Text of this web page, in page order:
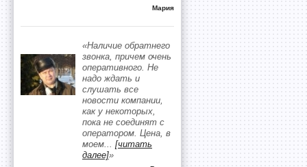
Мария
«Наличие обратнего
звонка, причем очень
оперативного. Не
надо ждать и
слушать все
новости компании,
как у некоторых,
пока не соединят с
оператором. Цена, в
моем... [читать
далее]»